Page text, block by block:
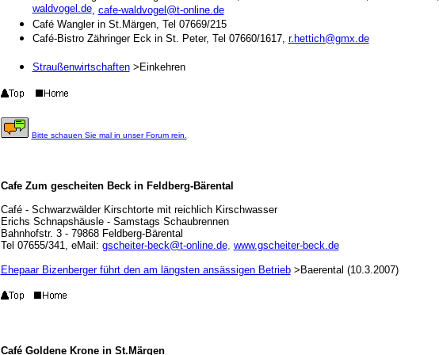
waldvogel.de, cafe-waldvogel@t-online.de
Café Wangler in St.Märgen, Tel 07669/215
Café-Bistro Zähringer Eck in St. Peter, Tel 07660/1617, r.hettich@gmx.de
Straußenwirtschaften>Einkehren
Bitte schauen Sie mal in unser Forum rein.
Cafe Zum gescheiten Beck in Feldberg-Bärental
Café - Schwarzwälder Kirschtorte mit reichlich Kirschwasser
Erichs Schnapshäusle - Samstags Schaubrennen
Bahnhofstr. 3 - 79868 Feldberg-Bärental
Tel 07655/341, eMail: gscheiter-beck@t-online.de, www.gscheiter-beck.de
Ehepaar Bizenberger führt den am längsten ansässigen Betrieb>Baerental (10.3.2007)
Café Goldene Krone in St.Märgen